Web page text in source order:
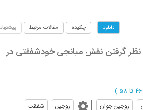
دانلود چکیده مقالات مرتبط
گرفتن نقش میانجی خودشفقتی در
)
زوجین جوان زوجین شفقت